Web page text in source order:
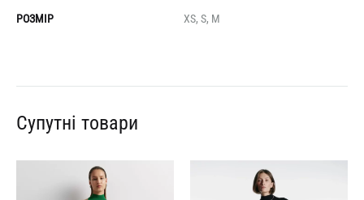
РОЗМІР XS, S, M
Супутні товари